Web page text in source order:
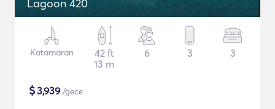
Lagoon 420
Katamaran
42 ft
13 m
6 3 3
$3,939 /gece